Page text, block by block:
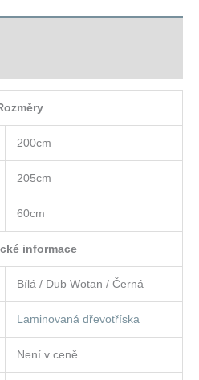
200cm
205cm
60cm
informace
Bílá / Dub Wotan / Černá
Laminovaná dřevotříska
Není v ceně